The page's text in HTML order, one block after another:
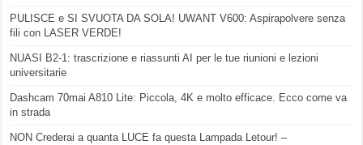
PULISCE e SI SVUOTA DA SOLA! UWANT V600: Aspirapolvere senza
fili con LASER VERDE!
NUASI B2-1: trascrizione e riassunti AI per le tue riunioni e lezioni
universitarie
Dashcam 70mai A810 Lite: Piccola, 4K e molto efficace. Ecco come va
in strada
NON Crederai a quanta LUCE fa questa Lampada Letour! –